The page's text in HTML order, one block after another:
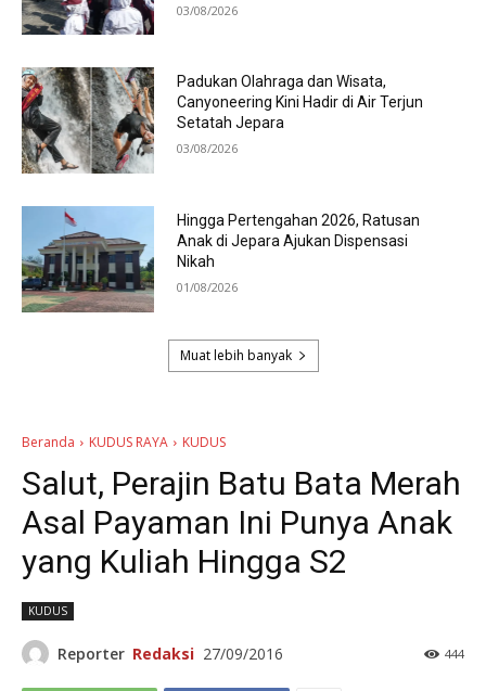
03/08/2026
Padukan Olahraga dan Wisata,
Canyoneering Kini Hadir di Air Terjun
Setatah Jepara
03/08/2026
Hingga Pertengahan 2026, Ratusan
Anak di Jepara Ajukan Dispensasi
Nikah
01/08/2026
Muat lebih banyak